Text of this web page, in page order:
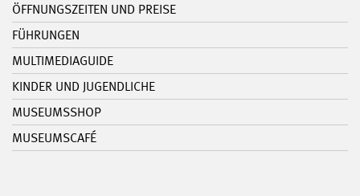
ÖFFNUNGSZEITEN UND PREISE
FÜHRUNGEN
MULTIMEDIAGUIDE
KINDER UND JUGENDLICHE
MUSEUMSSHOP
MUSEUMSCAFÉ